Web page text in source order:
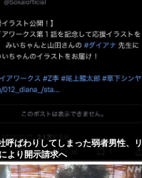
呼ばわりしてしまった弱者男性、リ
より開示請求へ